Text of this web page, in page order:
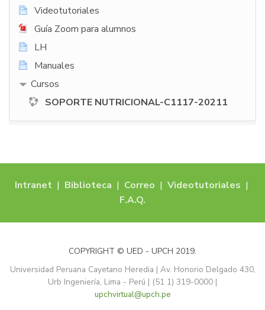
Videotutoriales
Guía Zoom para alumnos
LH
Manuales
Cursos
SOPORTE NUTRICIONAL-C1117-20211
Intranet| Biblioteca | Correo | Videotutoriales |
F.A.Q.
COPYRIGHT © UED - UPCH 2019.
Universidad Peruana Cayetano Heredia | Av. Honorio Delgado 430,
Urb Ingeniería, Lima - Perú | (51 1) 319-0000 |
upchvirtual@upch.pe